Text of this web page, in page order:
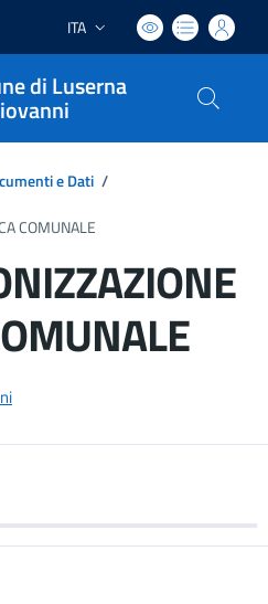
Lingua attiva:
ITA
di Luserna
e Dati /
COMUNALE